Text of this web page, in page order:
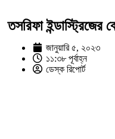
তসরিফা ইন্ডাস্ট্রিজের
জানুয়ারি ৫, ২০২৩
১১:৩৮ পূর্বাহ্ন
ডেস্ক রিপোর্ট